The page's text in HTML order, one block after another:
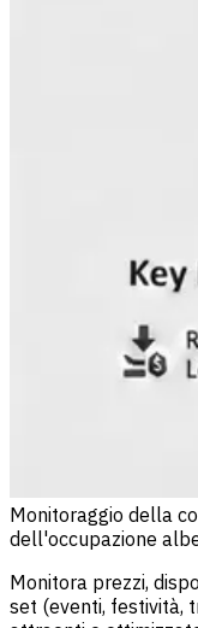
Monitoraggio della
dell'occupazione
Monitora prezzi,
set (eventi, festività,